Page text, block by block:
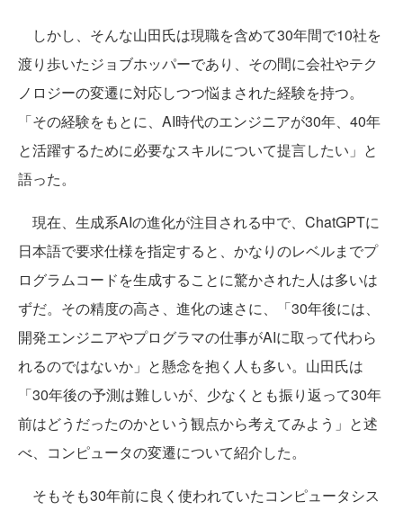
しかし、そんな山田氏は現職を含めて30年間で10社を
渡り歩いたジョブホッパーであり、その間に会社やテク
ノロジーの変遷に対応しつつ悩まされた経験を持つ。
「その経験をもとに、AI時代のエンジニアが30年、40年
と活躍するために必要なスキルについて提言したい」と
語った。
現在、生成系AIの進化が注目される中で、ChatGPTに
日本語で要求仕様を指定すると、かなりのレベルまでプ
ログラムコードを生成することに驚かされた人は多いは
ずだ。その精度の高さ、進化の速さに、「30年後には、
開発エンジニアやプログラマの仕事がAIに取って代わら
れるのではないか」と懸念を抱く人も多い。山田氏は
「30年後の予測は難しいが、少なくとも振り返って30年
前はどうだったのかという観点から考えてみよう」と述
べ、コンピュータの変遷について紹介した。
そもそも30年前に良く使われていたコンピュータシス